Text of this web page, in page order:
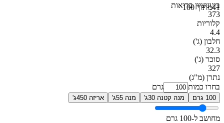
41מתוך 100בינוניציון בריאות
373
קלוריות
4.4
חלבון (ג')
32.3
סוכר (ג')
327
נתרן (מ"ג)
בחרו כמות
גרם
100 גרם מנה קטנה 30ג' מנה 55ג' אריזה 450ג'
מחושב ל-100 גרם